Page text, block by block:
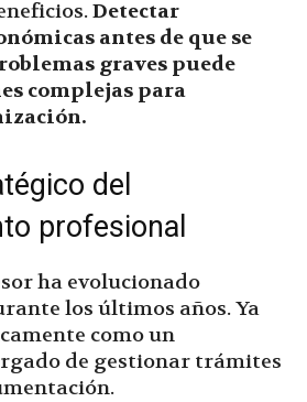
Detectar
antes de que se
graves puede
complejas para
del
profesional
ha evolucionado
los últimos años. Ya
como un
de gestionar trámites